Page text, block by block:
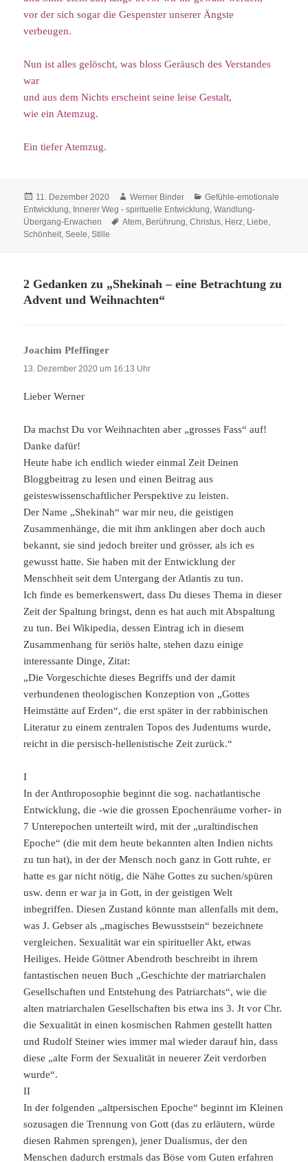
vor der sich sogar die Gespenster unserer Ängste
verbeugen.
Nun ist alles gelöscht, was bloss Geräusch des Verstandes
war
und aus dem Nichts erscheint seine leise Gestalt,
wie ein Atemzug.
Ein tiefer Atemzug.
Veröffentlicht
am
11. Dezember 2020 Autor
Werner Binder Kategorien
Gefühle-emotionale
Entwicklung Innerer Weg - spirituelle Entwicklung ,Wandlung-
Übergang-Erwachen
Schlagwörter
Atem Berührung ,Christus Herz Liebe
Schönheit ,Seele ,Stille
2 Gedanken zu „Shekinah – eine Betrachtung zu
Advent und Weihnachten“
Joachim Pfeffinger
13. Dezember 2020 um 16:13 Uhr
Lieber Werner
Da machst Du vor Weihnachten aber „grosses Fass“ auf!
Danke dafür!
Heute habe ich endlich wieder einmal Zeit Deinen
Bloggbeitrag zu lesen und einen Beitrag aus
geisteswissenschaftlicher Perspektive zu leisten.
Der Name „Shekinah“ war mir neu, die geistigen
Zusammenhänge, die mit ihm anklingen aber doch auch
bekannt, sie sind jedoch breiter und grösser, als ich es
gewusst hatte. Sie haben mit der Entwicklung der
Menschheit seit dem Untergang der Atlantis zu tun.
Ich finde es bemerkenswert, dass Du dieses Thema in dieser
Zeit der Spaltung bringst, denn es hat auch mit Abspaltung
zu tun. Bei Wikipedia, dessen Eintrag ich in diesem
Zusammenhang für seriös halte, stehen dazu einige
interessante Dinge, Zitat:
„Die Vorgeschichte dieses Begriffs und der damit
verbundenen theologischen Konzeption von „Gottes
Heimstätte auf Erden“, die erst später in der rabbinischen
Literatur zu einem zentralen Topos des Judentums wurde,
reicht in die persisch-hellenistische Zeit zurück.“
I
In der Anthroposophie beginnt die sog. nachatlantische
Entwicklung, die -wie die grossen Epochenräume vorher- in
7 Unterepochen unterteilt wird, mit der „uraltindischen
Epoche“ (die mit dem heute bekannten alten Indien nichts
zu tun hat), in der der Mensch noch ganz in Gott ruhte, er
hatte es gar nicht nötig, die Nähe Gottes zu suchen/spüren
usw. denn er war ja in Gott, in der geistigen Welt
inbegriffen. Diesen Zustand könnte man allenfalls mit dem,
was J. Gebser als „magisches Bewusstsein“ bezeichnete
vergleichen. Sexualität war ein spiritueller Akt, etwas
Heiliges. Heide Göttner Abendroth beschreibt in ihrem
fantastischen neuen Buch „Geschichte der matriarchalen
Gesellschaften und Entstehung des Patriarchats“, wie die
alten matriarchalen Gesellschaften bis etwa ins 3. Jt vor Chr.
die Sexualität in einen kosmischen Rahmen gestellt hatten
und Rudolf Steiner wies immer mal wieder darauf hin, dass
diese „alte Form der Sexualität in neuerer Zeit verdorben
wurde“.
II
In der folgenden „altpersischen Epoche“ beginnt im Kleinen
sozusagen die Trennung von Gott (das zu erläutern, würde
diesen Rahmen sprengen), jener Dualismus, der den
Menschen dadurch erstmals das Böse vom Guten erfahren